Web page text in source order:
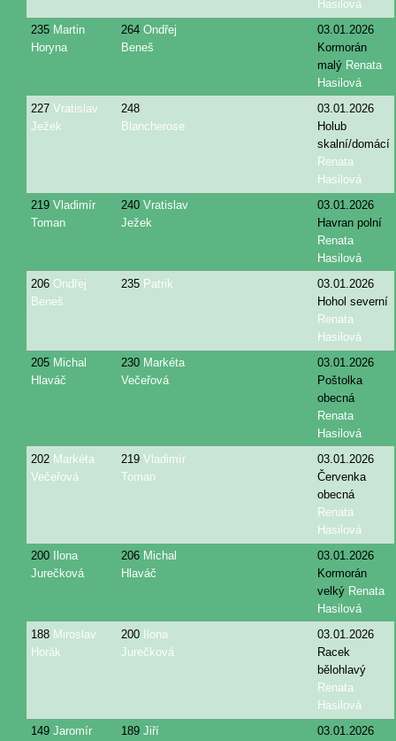
Hasilová
235 Martin
Horyna
264 Ondřej
Beneš
03.01.2026
Kormorán
malý Renata
Hasilová
227 Vratislav
Ježek
248
Blancherose
03.01.2026
Holub
skalní/domácí
Renata
Hasilová
219 Vladimír
Toman
240 Vratislav
Ježek
03.01.2026
Havran polní
Renata
Hasilová
206 Ondřej
Beneš
235 Patrik
03.01.2026
Hohol severní
Renata
Hasilová
205 Michal
Hlaváč
230 Markéta
Večeřová
03.01.2026
Poštolka
obecná
Renata
Hasilová
202 Markéta
Večeřová
219 Vladimír
Toman
03.01.2026
Červenka
obecná
Renata
Hasilová
200
Ilona
Jurečková
206 Michal
Hlaváč
03.01.2026
Kormorán
velký Renata
Hasilová
188 Miroslav
Horák
200
Ilona
Jurečková
03.01.2026
Racek
bělohlavý
Renata
Hasilová
149 Jaromír
189 Jiří
03.01.2026